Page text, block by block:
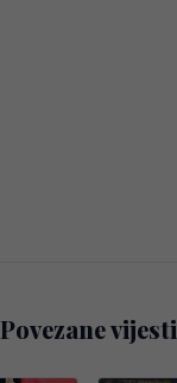
Povezane vijesti